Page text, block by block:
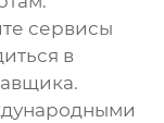
сервисы
в